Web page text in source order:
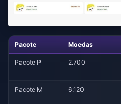
Pacote Moedas
Pacote P 2.700
Pacote M 6.120